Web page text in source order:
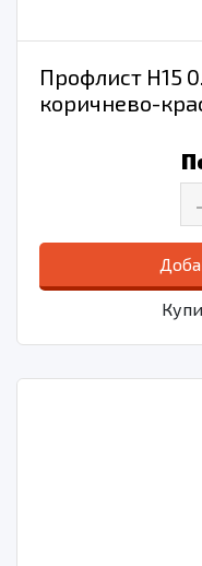
Профлист Н15
коричнево-